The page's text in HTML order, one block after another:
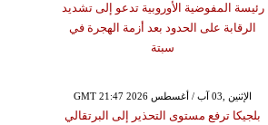
رئيسة المفوضية الأوروبية تدعو إلى تشديد
الرقابة على الحدود بعد أزمة الهجرة في
سبتة
GMT 21:47 2026 الإثنين ,03 آب / أغسطس
بلجيكا ترفع مستوى التحذير إلى البرتقالي